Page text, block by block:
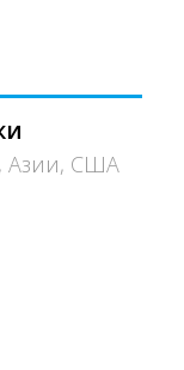
Азии, США